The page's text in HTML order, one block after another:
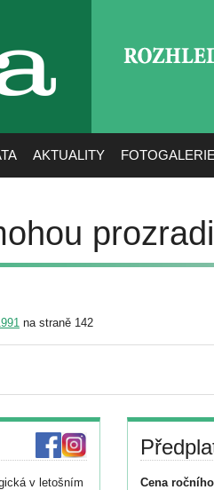
AKTUALITY
na straně 142
v letošním
Cena